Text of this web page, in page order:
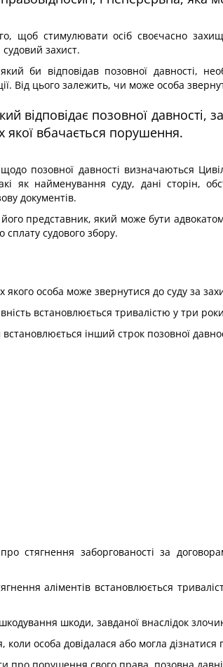
щоб стимулювати осіб своєчасно
захист.
би відповідав позовної давності,
Від цього залежить, чи може особа
відповідає позовної
якої вбачається порушення.
позовної давності визначаються
як найменування суду, дані сторін,
документів.
представник, який може бути
судового збору.
особа може звернутися до суду за
встановлюється тривалістю у три
інший строк позовної
стягнення заборгованості за
аліментів встановлюється
шкоди, завданої внаслідок
коли особа довідалася або могла